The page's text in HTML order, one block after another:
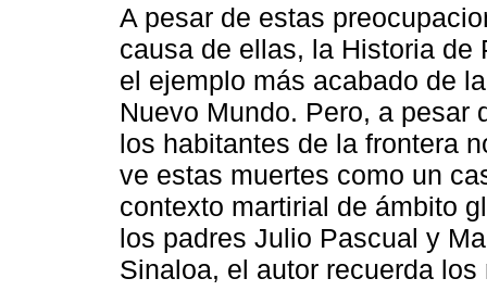
A pesar de estas
causa de ellas, la Historia de
el ejemplo más acabado de
Nuevo Mundo. Pero, a pesar
los habitantes de la frontera
ve estas muertes como un
contexto martirial de ámbito
los padres Julio Pascual y
Sinaloa, el autor recuerda